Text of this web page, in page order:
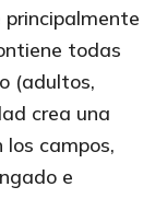
todas
(adultos,
crea una
campos,
e